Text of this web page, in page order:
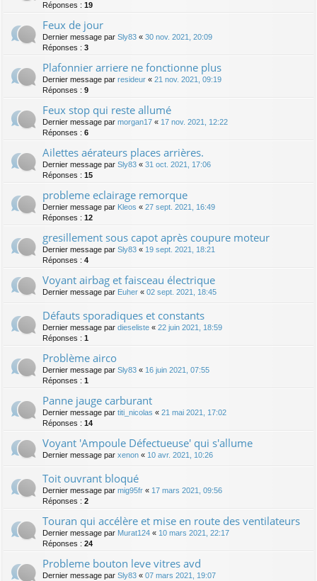
Réponses : 19
Feux de jour
Dernier message par Sly83 « 30 nov. 2021, 20:09
Réponses : 3
Plafonnier arriere ne fonctionne plus
Dernier message par resideur « 21 nov. 2021, 09:19
Réponses : 9
Feux stop qui reste allumé
Dernier message par morgan17 « 17 nov. 2021, 12:22
Réponses : 6
Ailettes aérateurs places arrières.
Dernier message par Sly83 « 31 oct. 2021, 17:06
Réponses : 15
probleme eclairage remorque
Dernier message par Kleos « 27 sept. 2021, 16:49
Réponses : 12
gresillement sous capot après coupure moteur
Dernier message par Sly83 « 19 sept. 2021, 18:21
Réponses : 4
Voyant airbag et faisceau électrique
Dernier message par Euher « 02 sept. 2021, 18:45
Défauts sporadiques et constants
Dernier message par dieseliste « 22 juin 2021, 18:59
Réponses : 1
Problème airco
Dernier message par Sly83 « 16 juin 2021, 07:55
Réponses : 1
Panne jauge carburant
Dernier message par titi_nicolas « 21 mai 2021, 17:02
Réponses : 14
Voyant 'Ampoule Défectueuse' qui s'allume
Dernier message par xenon « 10 avr. 2021, 10:26
Toit ouvrant bloqué
Dernier message par mig95fr « 17 mars 2021, 09:56
Réponses : 2
Touran qui accélère et mise en route des ventilateurs
Dernier message par Murat124 « 10 mars 2021, 22:17
Réponses : 24
Probleme bouton leve vitres avd
Dernier message par Sly83 « 07 mars 2021, 19:07